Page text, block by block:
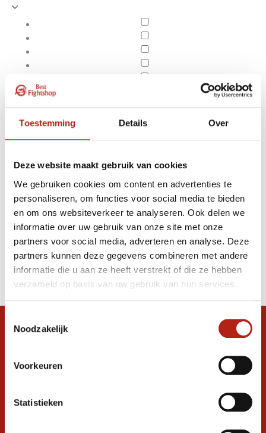
Toestemming Details Over
Deze website maakt gebruik van cookies
We gebruiken cookies om content en advertenties te
personaliseren, om functies voor social media te bieden
en om ons websiteverkeer te analyseren. Ook delen we
informatie over uw gebruik van onze site met onze
partners voor social media, adverteren en analyse. Deze
partners kunnen deze gegevens combineren met andere
informatie die u aan ze heeft verstrekt of die ze hebben
verzameld op basis van uw gebruik van hun services.
Noodzakelijk
Voorkeuren
Statistieken
Apply filters
Producten getagd met
Bag glovesVintage
Producten
Filter
Sorteren op
Snel antwoord op je vraag?
graag verder. 24/7